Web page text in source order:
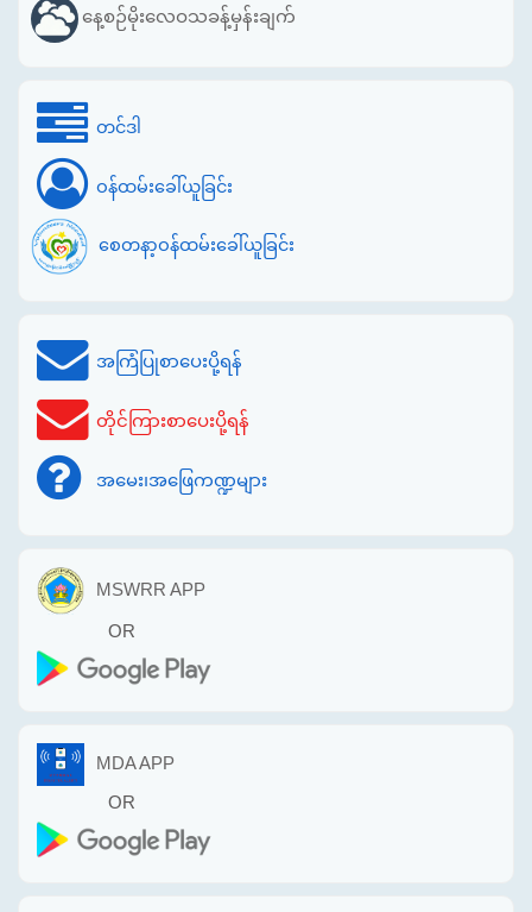
နေ့စဉ်မိုးလေဝသခန့်မှန်းချက်
တင်ဒါ
ဝန်ထမ်းခေါ်ယူခြင်း
စေတနာ့ဝန်ထမ်းခေါ်ယူခြင်း
အကြံပြုစာပေးပို့ရန်
တိုင်ကြားစာပေးပို့ရန်
အမေး၊အဖြေကဏ္ဍများ
MSWRR APP
OR
MDA APP
OR